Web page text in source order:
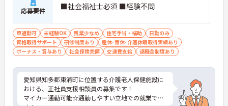
応募要件 ■社会福祉士必須 ■経験不問
車通勤可 未経験OK 残業少なめ 住宅手当・補助
日勤のみ
資格取得サポート
研修制度あり
産休･育休･介護休暇取得実績あり
ボーナス・賞与あり
社会保険完備 交通費支給 退職金制度あり
愛知県知多郡東浦町に位置する介護老人保健施設に
おける、正社員支援相談員の募集です！
マイカー通勤可能☆通勤しやすい立地での就業で